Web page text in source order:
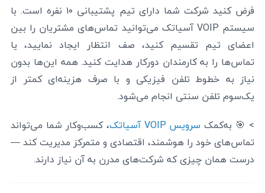
فرض کنید شرکت شما دارای تیم پشتیبانی ۱۰ نفره است. با
سیستم VOIP آسیاتک می‌توانید تماس‌های مشتریان را بین
اعضای تیم تقسیم کنید، صف انتظار ایجاد نمایید، یا
تماس‌ها را به کارمندان دورکار هدایت کنید. همه این‌ها بدون
نیاز به خطوط تلفن فیزیکی و با صرف هزینه‌ای کمتر از
یک‌سوم تلفن سنتی انجام می‌شود.
> 🎯 به‌کمک سرویس VOIP آسیاتک
، کسب‌وکار شما می‌تواند
تماس‌های خود را هوشمند، اقتصادی و متمرکز مدیریت کند —
درست همان چیزی که شرکت‌های مدرن به آن نیاز دارند.